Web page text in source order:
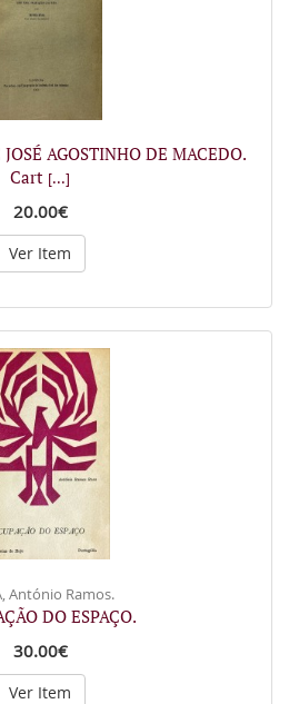
AGOSTINHO DE MACEDO.
Cart [...]
20.00€
Ver Item
António Ramos.
DO ESPAÇO.
30.00€
Ver Item